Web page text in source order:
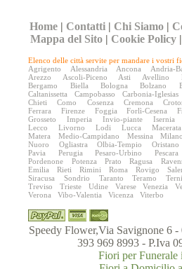
Home | Contatti | Chi Siamo |
Mappa del Sito | Cookie Policy
Elenco delle città servite per mandare i vostri
Agrigento
Alessandria Ancona Andria-
Arezzo
Ascoli-Piceno Asti Avellino
Bergamo
Biella Bologna Bolzano
Caltanissetta
Campobasso Carbonia-Iglesias
Chieti
Como Cosenza Cremona
Ferrara
Firenze Foggia Forlì-Cesena
Grosseto
Imperia Invio-piante Isernia
Lecco
Livorno Lodi Lucca Macerata
Matera
Medio-Campidano Messina Milano
Nuoro
Ogliastra Olbia-Tempio Oristano
Pavia
Perugia Pesaro-Urbino Pescara
Pordenone
Potenza Prato Ragusa
Emilia
Rieti Rimini Roma Rovigo
Siracusa
Sondrio Taranto Teramo Terni
Treviso
Trieste Udine Varese Venezia
Verona
Vibo-Valentia Vicenza Viterbo
Speedy Flower,Via Savignone 6
393 969 8993 - P.Iva
Fiori per Funerale